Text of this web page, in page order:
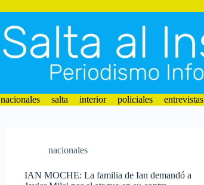
nacionales salta interior policiales entrevistas
nacionales
IAN MOCHE: La familia de Ian demandó a